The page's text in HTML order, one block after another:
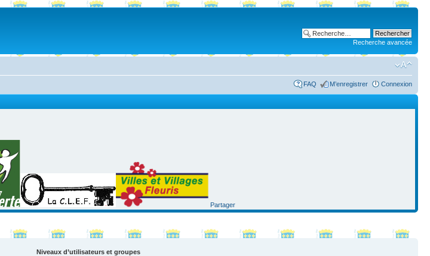
Recherche avancée
FAQ M’enregistrer Connexion
Partager
Niveaux d’utilisateurs et groupes